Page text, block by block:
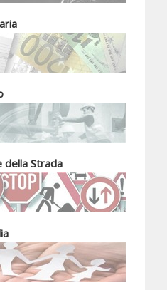
della Strada